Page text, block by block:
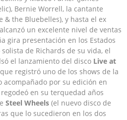
Bernie Worrell, la cantante
& the Bluebelles), y hasta el ex
un excelente nivel de ventas
gira presentación en los Estados
de Richards de su vida, el
el lanzamiento del disco Live at
registró uno de los shows de la
acompañado por su edición en
en su terquedad años
Steel Wheels (el nuevo disco de
que lo sucedieron en los dos